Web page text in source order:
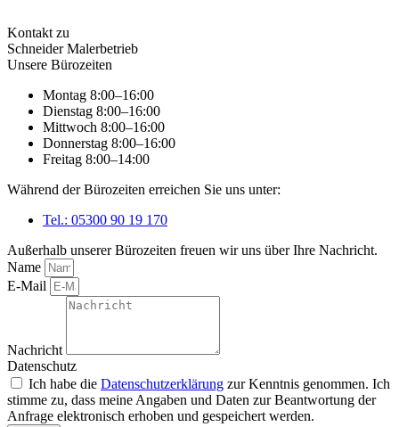
Kontakt zu
Schneider Malerbetrieb
Unsere Bürozeiten
Montag 8:00–16:00
Dienstag 8:00–16:00
Mittwoch 8:00–16:00
Donnerstag 8:00–16:00
Freitag 8:00–14:00
Während der Bürozeiten erreichen Sie uns unter:
Tel.: 05300 90 19 170
Außerhalb unserer Bürozeiten freuen wir uns über Ihre Nachricht.
Name
E-Mail
Nachricht
Datenschutz
Ich habe die Datenschutzerklärung zur Kenntnis genommen. Ich
stimme zu, dass meine Angaben und Daten zur Beantwortung der
Anfrage elektronisch erhoben und gespeichert werden.